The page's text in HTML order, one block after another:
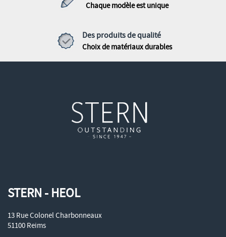
Chaque modèle est unique
Des produits de qualité
Choix de matériaux durables
STERN - HEOL
13 Rue Colonel Charbonneaux
51100 Reims